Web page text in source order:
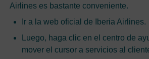
Airlines es bastante conveniente.
Ir a la web oficial de Iberia Airlines.
Luego, haga clic en el centro de
mover el cursor a servicios al